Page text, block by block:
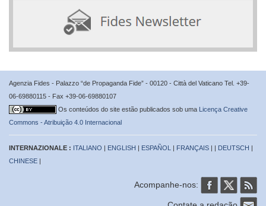
Agenzia Fides - Palazzo “de Propaganda Fide” - 00120 - Città del Vaticano Tel. +39-
06-69880115 - Fax +39-06-69880107
Os conteúdos do site estão publicados sob uma Licença Creative
Commons - Atribuição 4.0 Internacional
INTERNAZIONALE : ITALIANO | ENGLISH | ESPAÑOL | FRANÇAIS | | DEUTSCH |
CHINESE |
Acompanhe-nos: